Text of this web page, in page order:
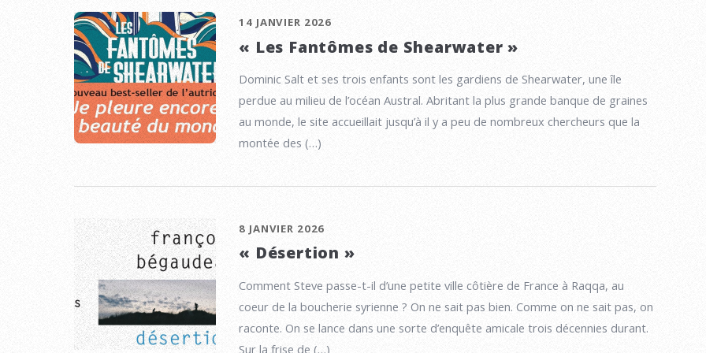
14 JANVIER 2026
« Les Fantômes de Shearwater »
Dominic Salt et ses trois enfants sont les gardiens de Shearwater, une île
perdue au milieu de l’océan Austral. Abritant la plus grande banque de graines
au monde, le site accueillait jusqu’à il y a peu de nombreux chercheurs que la
montée des (…)
8 JANVIER 2026
« Désertion »
Comment Steve passe-t-il d’une petite ville côtière de France à Raqqa, au
coeur de la boucherie syrienne ? On ne sait pas bien. Comme on ne sait pas, on
raconte. On se lance dans une sorte d’enquête amicale trois décennies durant.
Sur la frise de (…)